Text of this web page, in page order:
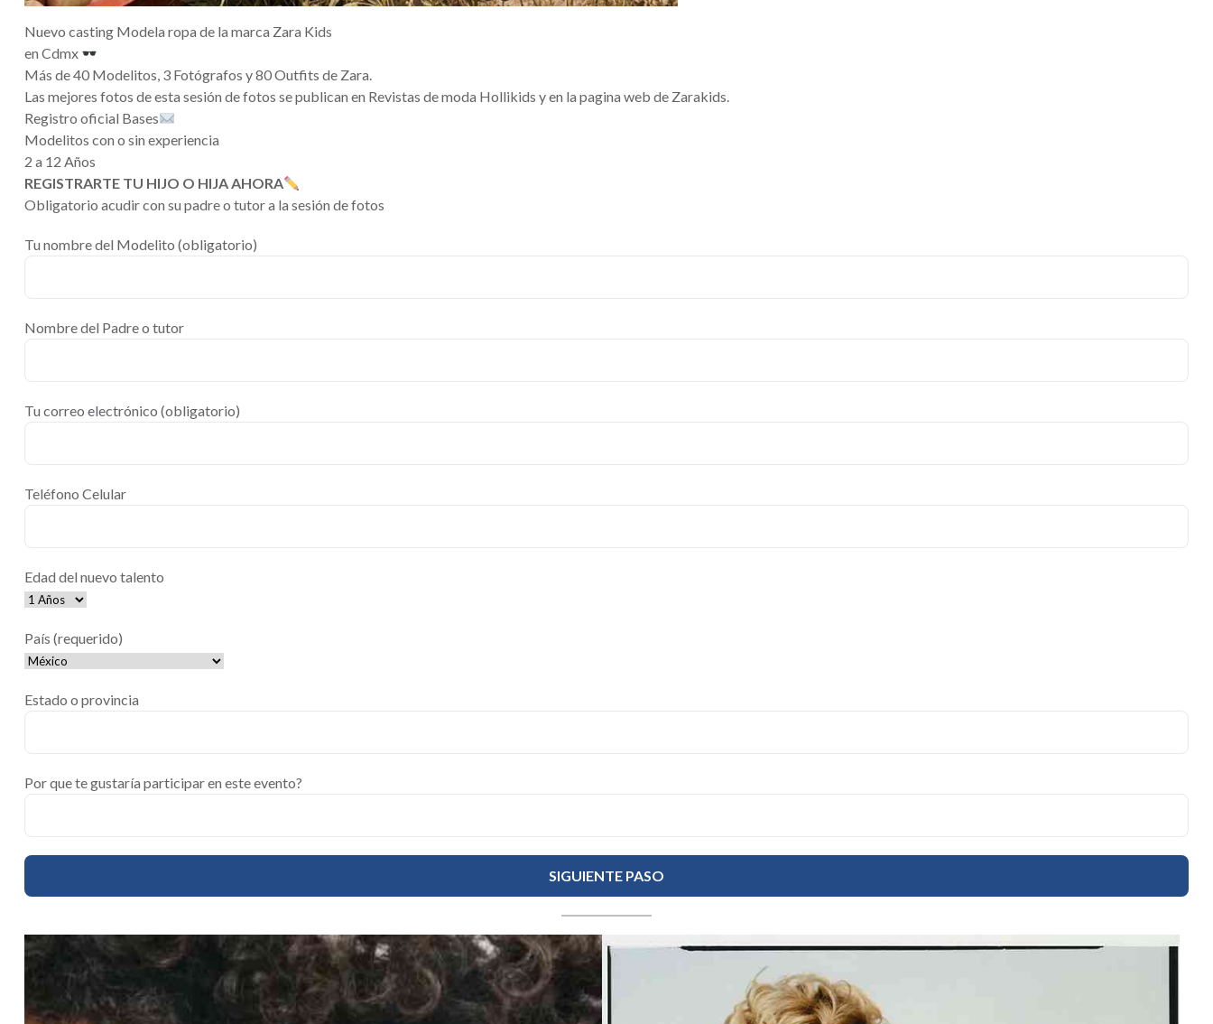
Nuevo casting Modela ropa de la marca Zara Kids
en Cdmx
Más de 40 Modelitos, 3 Fotógrafos y 80 Outfits de Zara.
Las mejores fotos de esta sesión de fotos se publican en Revistas de moda Hollikids y en la pagina web de Zarakids.
Registro oficial Bases
Modelitos con o sin experiencia
2 a 12 Años
REGISTRARTE TU HIJO O HIJA AHORA
Obligatorio acudir con su padre o tutor a la sesión de fotos
Tu nombre del Modelito (obligatorio)
Nombre del Padre o tutor
Tu correo electrónico (obligatorio)
Teléfono Celular
Edad del nuevo talento
País (requerido)
Estado o provincia
Por que te gustaría participar en este evento?